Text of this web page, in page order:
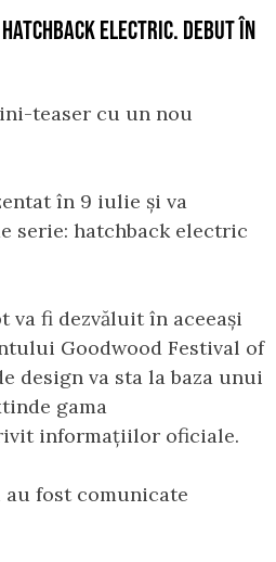
ELECTRIC. DEBUT ÎN
teaser cu un nou
în 9 iulie și va
serie: hatchback electric
va fi dezvăluit în aceeași
Goodwood Festival of
design va sta la baza unui
gama
informațiilor oficiale.
fost comunicate